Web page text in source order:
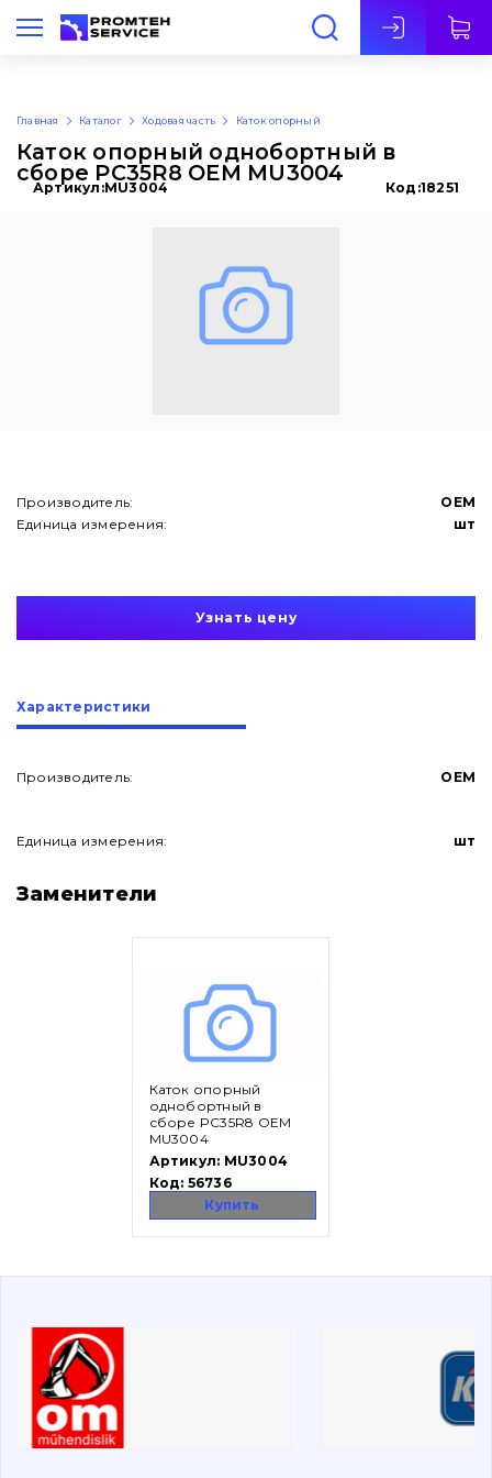
Рус
О нас
Ножи, режущие кромки
Защита (ковша, адаптера)
написати
листа
Главная Каталог Ходовая часть Каток опорный
Каток опорный однобортный в
сборе PC35R8 OEM MU3004
Артикул:MU3004 Код:18251
Производитель:
OEM
Единица измерения:
шт
Узнать цену
Характеристики
Производитель: OEM
Единица измерения: шт
Заменители
Каток опорный
однобортный в
сборе PC35R8 OEM
MU3004
Артикул: MU3004
Код: 56736
Купить